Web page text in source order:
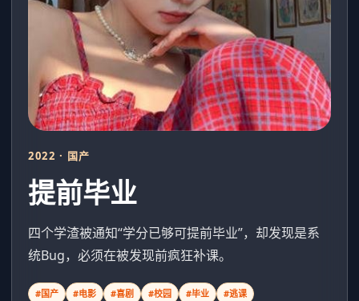
2022 · 国产
提前毕业
四个学渣被通知“学分已够可提前毕业”，却发现是系
统Bug，必须在被发现前疯狂补课。
#国产 #电影 #喜剧 #校园 #毕业 #逃课